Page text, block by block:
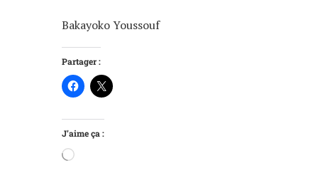
Bakayoko Youssouf
Partager :
J’aime ça :